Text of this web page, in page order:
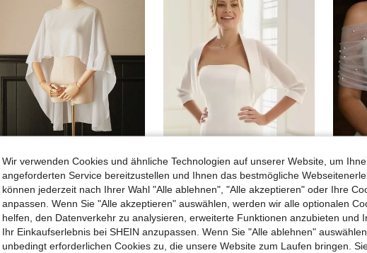
1 Stück kurzer Chiffon Braut Cape, Damen Pullover Schal zum Kombinieren mit Kleid und Weste, Herbstkleidung für Frauen
CHF4,30
-3% 1 Stück weißer europäischer und amerikanischer Stil Chiffon Brautparty Schal für Frühling, Sommer und Herbst, Hochzeitsaccessoire
10 übrig
CHF11,38 CHF11,78
-20% 1
Wir verwenden Cookies und ähnliche Technologien auf unserer Website, um
angeforderten Service bereitzustellen und Ihnen das bestmögliche
können jederzeit nach Ihrer Wahl "Alle ablehnen", "Alle akzeptieren" oder Ihre
anpassen. Wenn Sie "Alle akzeptieren" auswählen, werden wir alle optionalen
helfen, den Datenverkehr zu analysieren, erweiterte Funktionen anzubieten und
Ihr Einkaufserlebnis bei SHEIN anzupassen. Wenn Sie "Alle ablehnen"
unbedingt erforderlichen Cookies zu, die unsere Website zum Laufen bringen.